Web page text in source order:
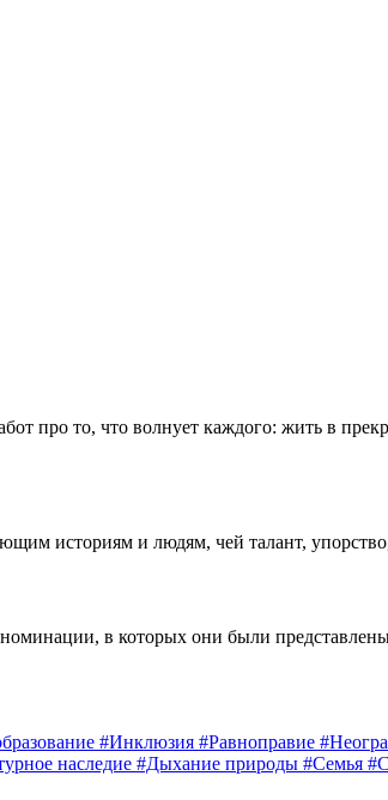
про то, что волнует каждого: жить в
историям и людям, чей талант,
в которых они были
#Инклюзия #Равноправие
наследие #Дыхание природы #Семья